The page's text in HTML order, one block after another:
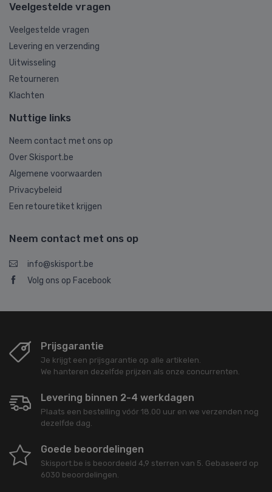
Veelgestelde vragen
Veelgestelde vragen
Levering en verzending
Uitwisseling
Retourneren
Klachten
Nuttige links
Neem contact met ons op
Over Skisport.be
Algemene voorwaarden
Privacybeleid
Een retouretiket krijgen
Neem contact met ons op
info@skisport.be
Volg ons op Facebook
Prijsgarantie
Je krijgt een prijsgarantie op alle artikelen.
We hanteren dezelfde prijzen als onze concurrenten.
Levering binnen 2-4 werkdagen
Plaats een bestelling vóór 18.00 uur en we verzenden nog
dezelfde dag.
Goede beoordelingen
Skisport.be is beoordeeld 4,9 sterren van 5. Gebaseerd op
6030 beoordelingen.